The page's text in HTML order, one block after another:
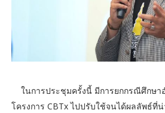
ในการประชุมครั้งนี้ มีการยกกรณีศึกษา
โครงการ CBTx ไปปรับใช้จนได้ผลลัพธ์ที่